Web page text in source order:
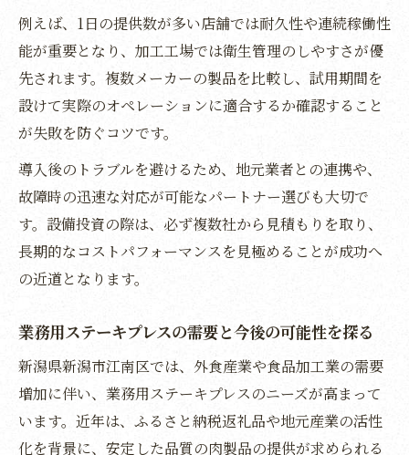
化効果
業務用機器のメンテナンス性と環境配慮の
重要性
業務用導入時に考えるコスト最適化の方法
持続可能性を意識した業務用機器選びのコ
ツ
地元企業で注目される業務用導入の最新動向
業務用導入が進む地元企業の新たな挑戦事
例
業務用ステーキプレス普及に向けた最新動
業務用機器導入を後押しする地域支援策の
活用法
業務用設備更新に伴う従業員教育のポイン
ト
例えば、1日の提供数が多い店舗では耐久性や連続稼働性
能が重要となり、加工工場では衛生管理のしやすさが優
先されます。複数メーカーの製品を比較し、試用期間を
設けて実際のオペレーションに適合するか確認すること
が失敗を防ぐコツです。
導入後のトラブルを避けるため、地元業者との連携や、
故障時の迅速な対応が可能なパートナー選びも大切で
す。設備投資の際は、必ず複数社から見積もりを取り、
長期的なコストパフォーマンスを見極めることが成功へ
の近道となります。
業務用ステーキプレスの需要と今後の可能性を探る
新潟県新潟市江南区では、外食産業や食品加工業の需要
増加に伴い、業務用ステーキプレスのニーズが高まって
います。近年は、ふるさと納税返礼品や地元産業の活性
化を背景に、安定した品質の肉製品の提供が求められる